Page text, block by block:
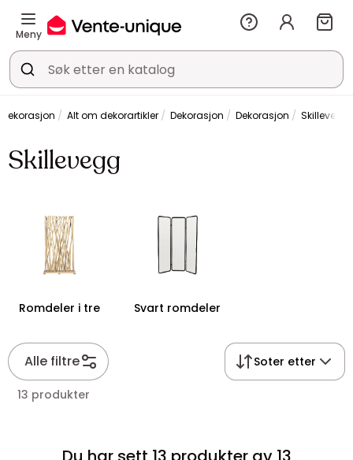
Meny
Dekorasjon Alt om dekorartikler Dekorasjon Dekorasjon Skillevegg
Skillevegg
Romdeler i tre Svart romdeler
Alle filtre Soter etter
13 produkter